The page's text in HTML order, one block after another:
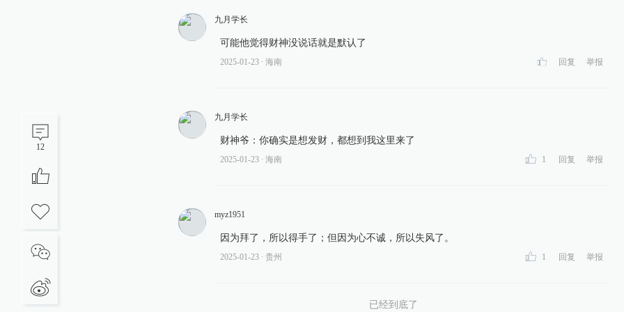
12
九月学长
可能他觉得财神没说话就是默认了
2025-01-23 ∙ 海南 回复 举报
九月学长
财神爷：你确实是想发财，都想到我这里来了
2025-01-23 ∙ 海南 1 回复 举报
myz1951
因为拜了，所以得手了；但因为心不诚，所以失风了。
2025-01-23 ∙ 贵州 1 回复 举报
已经到底了